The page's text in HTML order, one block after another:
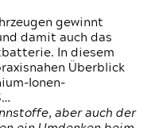
gewinnt
damit auch das
In diesem
Überblick
Ionen-
aber auch der